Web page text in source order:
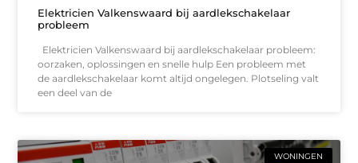
Elektricien Valkenswaard bij aardlekschakelaar
probleem
Elektricien Valkenswaard bij aardlekschakelaar probleem:
oorzaken, oplossingen en snelle hulp Een probleem met
de aardlekschakelaar komt altijd ongelegen. Plotseling valt
een deel van de
WONINGEN